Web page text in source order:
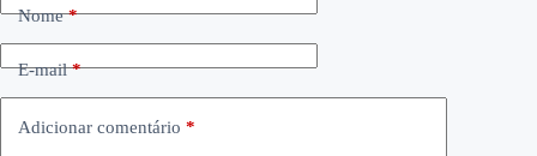
Nome*
E-mail*
Adicionar comentário *